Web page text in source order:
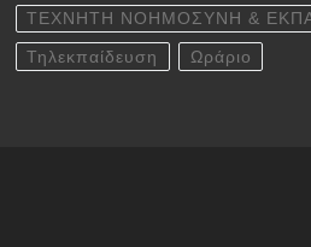
ΤΕΧΝΗΤΗ ΝΟΗΜΟΣΥΝΗ &
Τηλεκπαίδευση Ωράριο